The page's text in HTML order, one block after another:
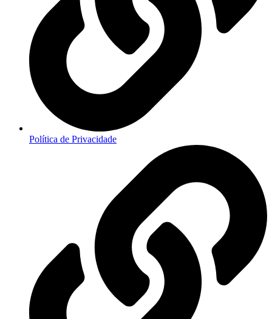
Política de Privacidade